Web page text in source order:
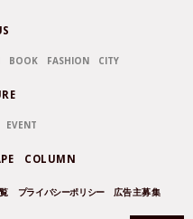
BOOK FASHION CITY
EVENT
COLUMN
プライバシーポリシー 広告主募集